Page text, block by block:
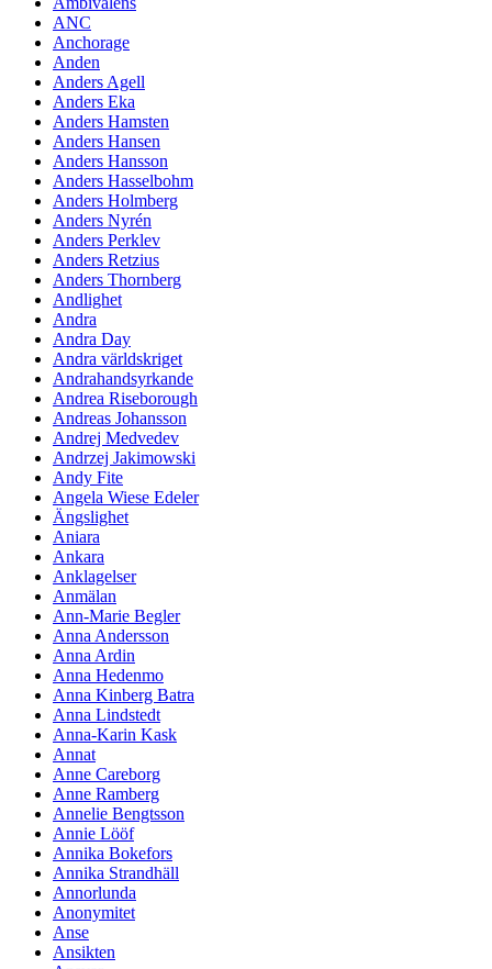
ANC
Anchorage
Anden
Anders Agell
Anders Eka
Anders Hamsten
Anders Hansen
Anders Hansson
Anders Hasselbohm
Anders Holmberg
Anders Nyrén
Anders Perklev
Anders Retzius
Anders Thornberg
Andlighet
Andra
Andra Day
Andra världskriget
Andrahandsyrkande
Andrea Riseborough
Andreas Johansson
Andrej Medvedev
Andrzej Jakimowski
Andy Fite
Angela Wiese Edeler
Ängslighet
Aniara
Ankara
Anklagelser
Anmälan
Ann-Marie Begler
Anna Andersson
Anna Ardin
Anna Hedenmo
Anna Kinberg Batra
Anna Lindstedt
Anna-Karin Kask
Annat
Anne Careborg
Anne Ramberg
Annelie Bengtsson
Annie Lööf
Annika Bokefors
Annika Strandhäll
Annorlunda
Anonymitet
Anse
Ansikten